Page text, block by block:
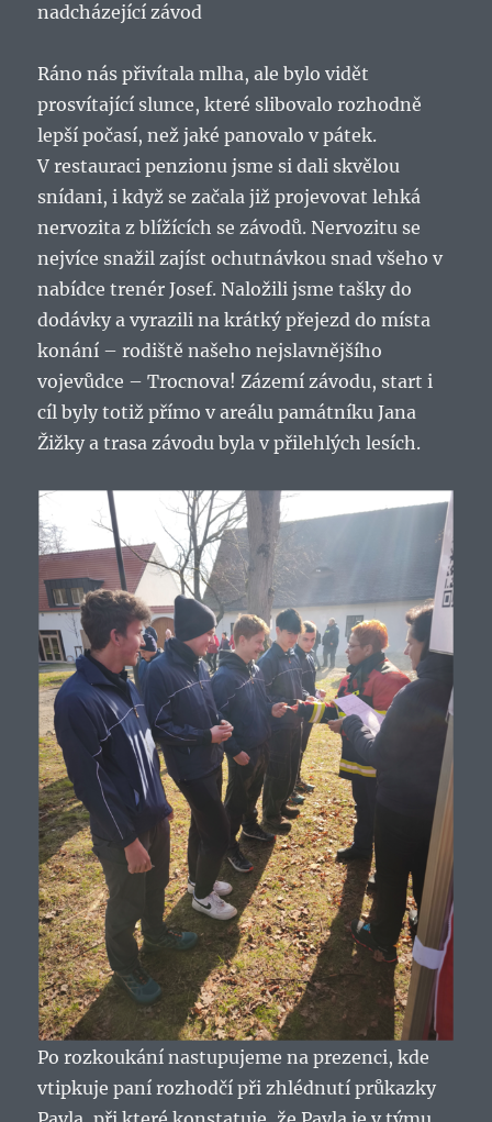
nadcházející závod
Ráno nás přivítala mlha, ale bylo vidět
prosvítající slunce, které slibovalo rozhodně
lepší počasí, než jaké panovalo v pátek.
V restauraci penzionu jsme si dali skvělou
snídani, i když se začala již projevovat lehká
nervozita z blížících se závodů. Nervozitu se
nejvíce snažil zajíst ochutnávkou snad všeho v
nabídce trenér Josef. Naložili jsme tašky do
dodávky a vyrazili na krátký přejezd do místa
konání – rodiště našeho nejslavnějšího
vojevůdce – Trocnova! Zázemí závodu, start i
cíl byly totiž přímo v areálu památníku Jana
Žižky a trasa závodu byla v přilehlých lesích.
Po rozkoukání nastupujeme na prezenci, kde
vtipkuje paní rozhodčí při zhlédnutí průkazky